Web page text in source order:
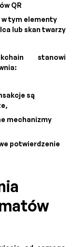
QR
w tym elementy
lub skan twarzy
stanowi
są
mechanizmy
potwierdzenie